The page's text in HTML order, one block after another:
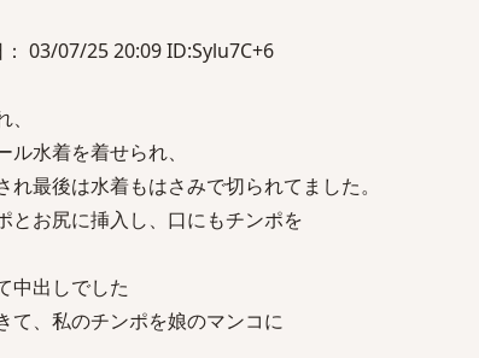
03/07/25 20:09 ID:Sylu7C+6
水着を着せられ、
最後は水着もはさみで切られてました。
とお尻に挿入し、口にもチンポを
中出しでした
て、私のチンポを娘のマンコに